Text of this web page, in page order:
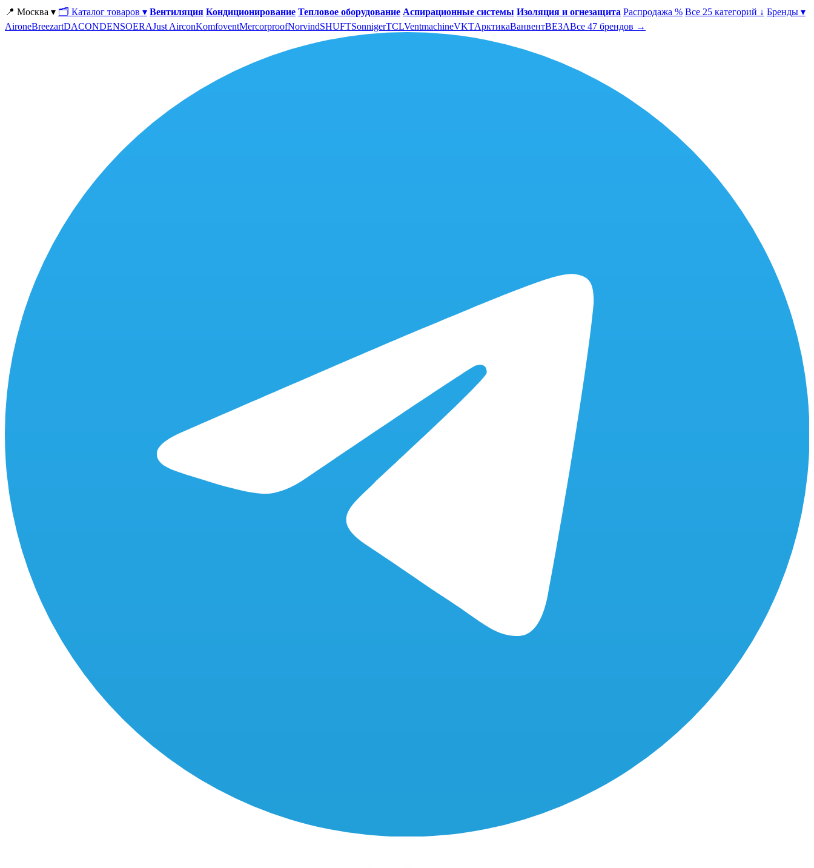
📍 Москва ▾ 🗂 Каталог товаров ▾ Вентиляция Кондиционирование Тепловое оборудование Аспирационные системы Изоляция и огнезащита Распродажа % Все 25 категорий ↓ Бренды ▾
AironeBreezartDACONDENSOERAJust AirconKomfoventMercorproofNorvindSHUFTSonnigerTCLVentmachineVKTАрктикаВанвентВЕЗАВсе 47 брендов →